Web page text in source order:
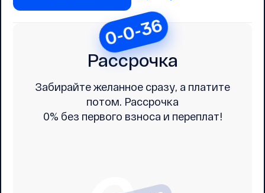
0-0-36
Рассрочка
Забирайте желанное сразу, а платите
потом. Рассрочка
0% без первого взноса и переплат!